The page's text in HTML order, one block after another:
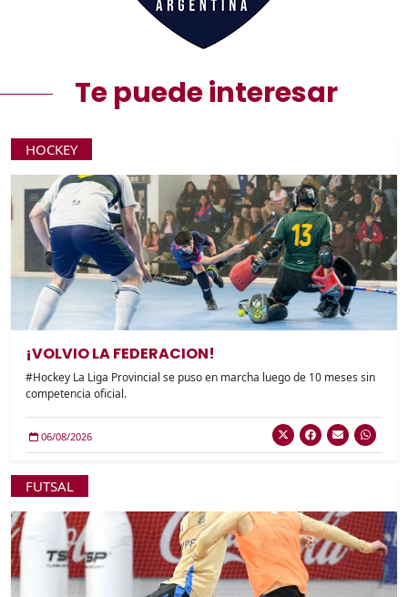
Te puede interesar
HOCKEY
¡VOLVIO LA FEDERACION!
#Hockey La Liga Provincial se puso en marcha luego de 10 meses sin
competencia oficial.
06/08/2026
FUTSAL